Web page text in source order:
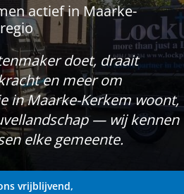
actief in Maarke-
doet, draait
en meer om
in Maarke-Kerkem woont,
— wij kennen
elke gemeente.
vrijblijvend,